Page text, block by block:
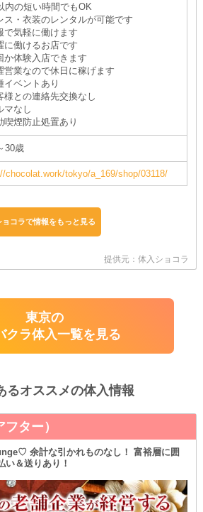
の短い時間でもOK
・衣装のレンタルが可能です
気軽に働けます
働けるお店です
体験入店できます
業なので休日に稼げます
ベントあり
との連絡先交換なし
なし
煙防止処置あり
30歳
chocolat.work/tokyo/a_169/shop/03118/
ョコラで情報をもっと見る
提供元：体入ショコラ
東京の
クラ体入一覧を見る
るオススメの体入情報
ター）
余計な引かれものなし！ 富裕層に囲
＆送りあり！